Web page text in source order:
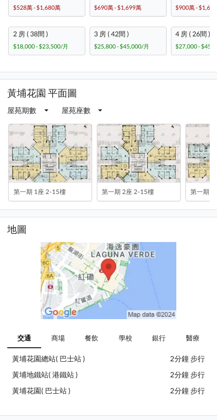
$528萬 - $1,680萬 $690萬 - $1,699萬 $900萬 -
2 房 ( 38間 )
$18,000 - $23,500/月
3 房 ( 42間 )
$25,800 - $45,000/月
4 房 ( 26間 )
$27,000 -
黃埔花園 平面圖
屋苑期數 屋苑座數
第一期 1座 2-15樓 第一期 2座 2-15樓 第一期 3
地圖
交通 商場 餐飲 學校 銀行 醫療
黃埔花園總站( 巴士站 )
2分鐘 步行
黃埔地鐵站( 港鐵站 )
2分鐘 步行
黃埔花園( 巴士站 )
2分鐘 步行